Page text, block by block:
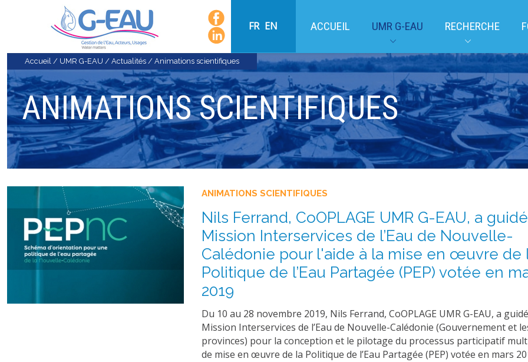
FR EN ACCUEIL UMR G-EAU RECHERCHE
Accueil / UMR G-EAU / Actualités / Animations scientifiques
ANIMATIONS SCIENTIFIQUES
ANIMATIONS SCIENTIFIQUES
Nils Ferrand, CoOPLAGE UMR G-EAU, a
Mission Interservices de l’Eau de Nouvelle-
Calédonie pour l'aide à la mise en œuvre de
Politique de l’Eau Partagée (PEP) votée en
2019
Du 10 au 28 novembre 2019, Nils Ferrand, CoOPLAGE UMR G-EAU, a
Mission Interservices de l’Eau de Nouvelle-Calédonie (Gouvernement et
provinces) pour la conception et le pilotage du processus participatif
de mise en œuvre de la Politique de l’Eau Partagée (PEP) votée en mars